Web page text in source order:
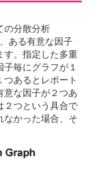
の分散分析
ある有意な因子
す。指定した多重
毎にグラフが１
あるとレポート
意な因子が２つあ
２つという具合で
なかった場合、そ